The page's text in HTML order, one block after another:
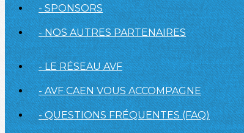
- SPONSORS
- NOS AUTRES PARTENAIRES
- LE RÉSEAU AVF
- AVF CAEN VOUS ACCOMPAGNE
- QUESTIONS FRÉQUENTES (FAQ)